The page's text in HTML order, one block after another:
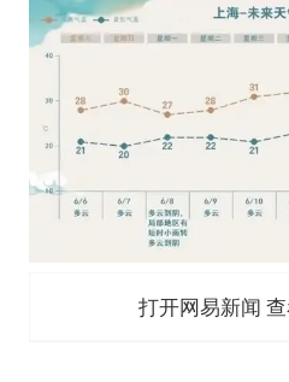
打开网易新闻